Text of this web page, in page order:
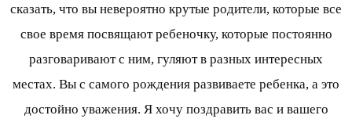
сказать, что вы невероятно крутые родители, которые все
свое время посвящают ребеночку, которые постоянно
разговаривают с ним, гуляют в разных интересных
местах. Вы с самого рождения развиваете ребенка, а это
достойно уважения. Я хочу поздравить вас и вашего